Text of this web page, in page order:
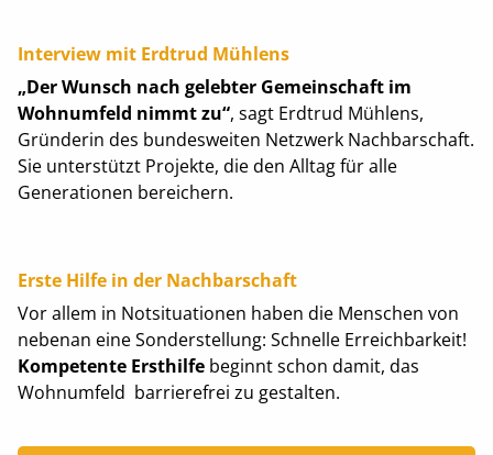
Interview mit Erdtrud Mühlens
„Der Wunsch nach gelebter Gemeinschaft im
Wohnumfeld nimmt zu“, sagt Erdtrud Mühlens,
Gründerin des bundesweiten Netzwerk Nachbarschaft.
Sie unterstützt Projekte, die den Alltag für alle
Generationen bereichern.
Erste Hilfe in der Nachbarschaft
Vor allem in Notsituationen haben die Menschen von
nebenan eine Sonderstellung: Schnelle Erreichbarkeit!
Kompetente Ersthilfebeginnt schon damit, das
Wohnumfeld barrierefrei zu gestalten.